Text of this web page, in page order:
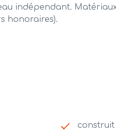
indépendant.
honoraires).
construit